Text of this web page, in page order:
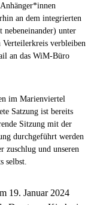
an dem integrierten
unter
Verteilerkreis verbleiben
an das WiM-Büro
im Marienviertel
Satzung ist bereits
Sitzung mit der
durchgeführt werden
zuschlug und unseren
selbst.
19. Januar 2024